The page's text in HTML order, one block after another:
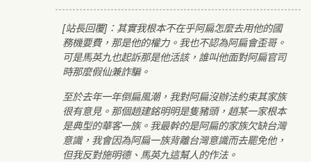
[站長回覆]：其實我根本不在乎阿扁怎麼去用他的國
務機要費，那是他的權力。我也不認為阿扁會歪哥。
可是馬英九也起訴那是他活該，誰叫他面對阿扁官司
時那麼假仙兼詐騙。
至於去年一年倒扁風潮，我對阿扁沒辦法約束其家族
很有意見。那個趙建銘明明是隻豬頭，趙某一家根本
是典型的華客一族。我最幹的是阿扁的家族欠缺台灣
意識，我會因為阿扁一族背離台灣意識而去罷免他，
但我反對施明德、馬英九這幫人的作法。